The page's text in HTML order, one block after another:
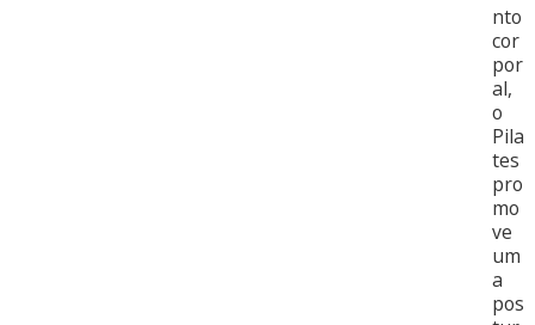
nto
cor
por
al,
o
Pila
tes
pro
mo
ve
um
a
pos